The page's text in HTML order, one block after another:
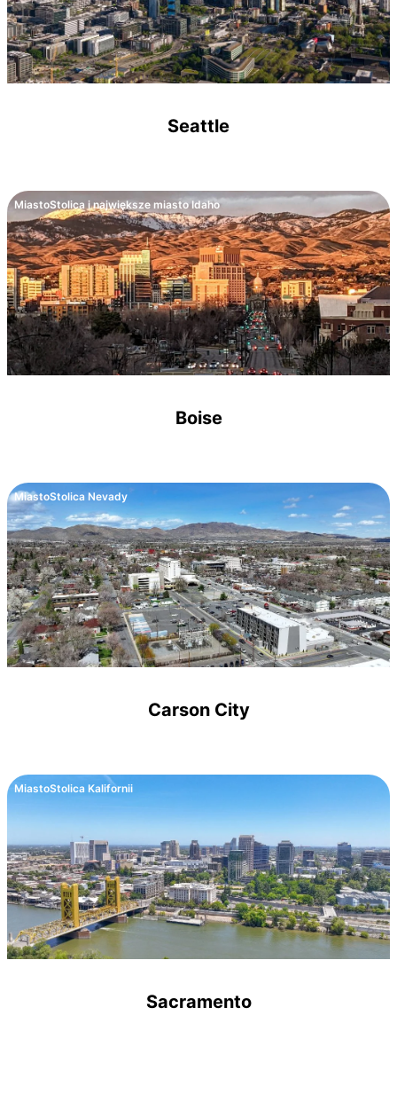
Seattle
MiastoStolica i największe miasto Idaho
Boise
MiastoStolica Nevady
Carson City
MiastoStolica Kalifornii
Sacramento